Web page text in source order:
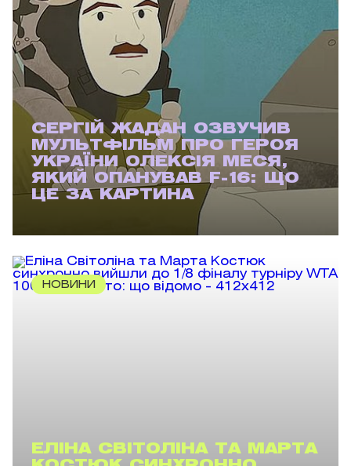
СЕРГІЙ ЖАДАН ОЗВУЧИВ
МУЛЬТФІЛЬМ ПРО ГЕРОЯ
УКРАЇНИ ОЛЕКСІЯ МЕСЯ,
ЯКИЙ ОПАНУВАВ F-16: ЩО
ЦЕ ЗА КАРТИНА
НОВИНИ
ЕЛІНА СВІТОЛІНА ТА МАРТА